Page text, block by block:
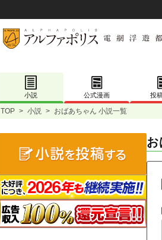
小説 公式漫画 投
TOP > 小説 > おばあちゃん 小説一覧
お